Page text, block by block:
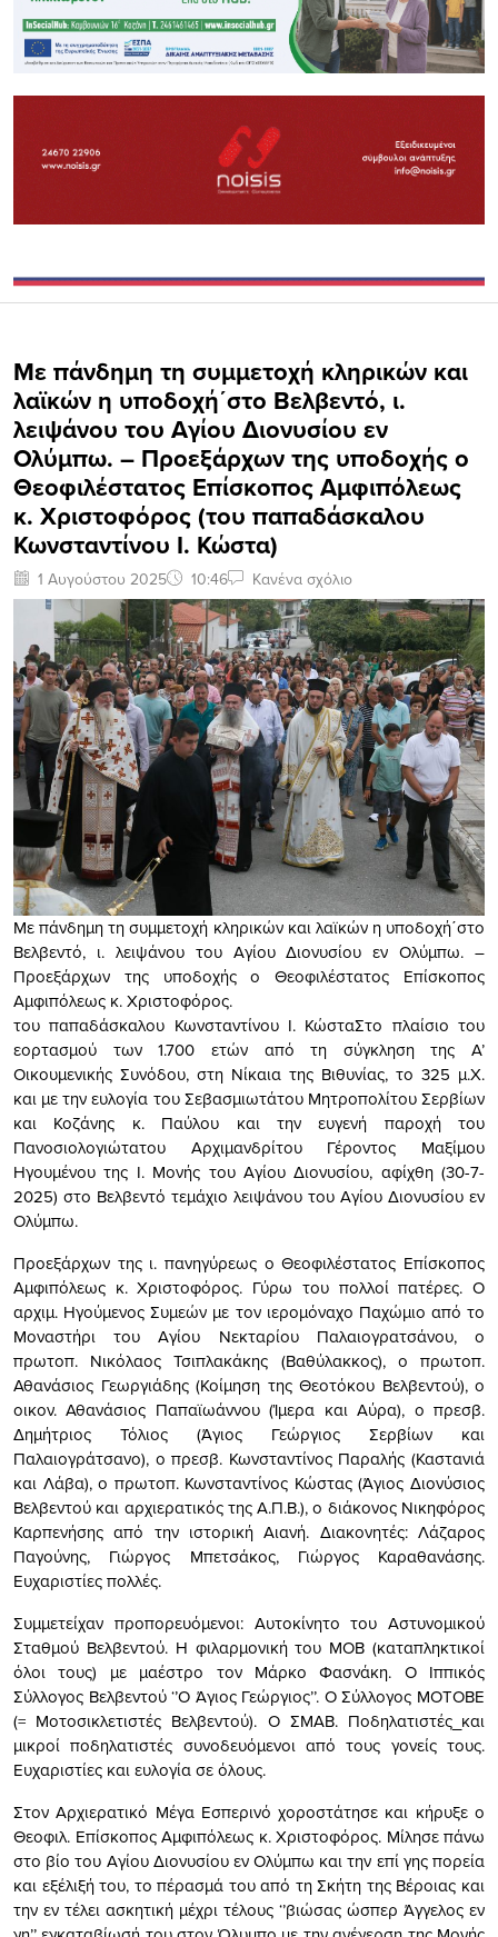
Με πάνδημη τη συμμετοχή κληρικών και
λαϊκών η υποδοχή΄στο Βελβεντό, ι.
λειψάνου του Αγίου Διονυσίου εν
Ολύμπω. – Προεξάρχων της υποδοχής ο
Θεοφιλέστατος Επίσκοπος Αμφιπόλεως
κ. Χριστοφόρος (του παπαδάσκαλου
Κωνσταντίνου Ι. Κώστα)
1 Αυγούστου 2025 10:46 Κανένα σχόλιο
Με πάνδημη τη συμμετοχή κληρικών και λαϊκών η υποδοχή΄στο
Βελβεντό, ι. λειψάνου του Αγίου Διονυσίου εν Ολύμπω. –
Προεξάρχων της υποδοχής ο Θεοφιλέστατος Επίσκοπος
Αμφιπόλεως κ. Χριστοφόρος.
του παπαδάσκαλου Κωνσταντίνου Ι. ΚώσταΣτο πλαίσιο του
εορτασμού των 1.700 ετών από τη σύγκληση της Α’
Οικουμενικής Συνόδου, στη Νίκαια της Βιθυνίας, το 325 μ.Χ.
και με την ευλογία του Σεβασμιωτάτου Μητροπολίτου Σερβίων
και Κοζάνης κ. Παύλου και την ευγενή παροχή του
Πανοσιολογιώτατου Αρχιμανδρίτου Γέροντος Μαξίμου
Ηγουμένου της Ι. Μονής του Αγίου Διονυσίου, αφίχθη (30-7-
2025) στο Βελβεντό τεμάχιο λειψάνου του Αγίου Διονυσίου εν
Ολύμπω.
Προεξάρχων της ι. πανηγύρεως ο Θεοφιλέστατος Επίσκοπος
Αμφιπόλεως κ. Χριστοφόρος. Γύρω του πολλοί πατέρες. Ο
αρχιμ. Ηγούμενος Συμεών με τον ιερομόναχο Παχώμιο από το
Μοναστήρι του Αγίου Νεκταρίου Παλαιογρατσάνου, ο
πρωτοπ. Νικόλαος Τσιπλακάκης (Βαθύλακκος), ο πρωτοπ.
Αθανάσιος Γεωργιάδης (Κοίμηση της Θεοτόκου Βελβεντού), ο
οικον. Αθανάσιος Παπαϊωάννου (Ίμερα και Αύρα), ο πρεσβ.
Δημήτριος Τόλιος (Άγιος Γεώργιος Σερβίων και
Παλαιογράτσανο), ο πρεσβ. Κωνσταντίνος Παραλής (Καστανιά
και Λάβα), ο πρωτοπ. Κωνσταντίνος Κώστας (Άγιος Διονύσιος
Βελβεντού και αρχιερατικός της Α.Π.Β.), ο διάκονος Νικηφόρος
Καρπενήσης από την ιστορική Αιανή. Διακονητές: Λάζαρος
Παγούνης, Γιώργος Μπετσάκος, Γιώργος Καραθανάσης.
Ευχαριστίες πολλές.
Συμμετείχαν προπορευόμενοι: Αυτοκίνητο του Αστυνομικού
Σταθμού Βελβεντού. Η φιλαρμονική του ΜΟΒ (καταπληκτικοί
όλοι τους) με μαέστρο τον Μάρκο Φασνάκη. Ο Ιππικός
Σύλλογος Βελβεντού ‘’Ο Άγιος Γεώργιος’’. Ο Σύλλογος ΜΟΤΟΒΕ
(= Μοτοσικλετιστές Βελβεντού). Ο ΣΜΑΒ. Ποδηλατιστές_και
μικροί ποδηλατιστές συνοδευόμενοι από τους γονείς τους.
Ευχαριστίες και ευλογία σε όλους.
Στον Αρχιερατικό Μέγα Εσπερινό χοροστάτησε και κήρυξε ο
Θεοφιλ. Επίσκοπος Αμφιπόλεως κ. Χριστοφόρος. Μίλησε πάνω
στο βίο του Αγίου Διονυσίου εν Ολύμπω και την επί γης πορεία
και εξέλιξή του, το πέρασμά του από τη Σκήτη της Βέροιας και
την εν τέλει ασκητική μέχρι τέλους ‘’βιώσας ώσπερ Άγγελος εν